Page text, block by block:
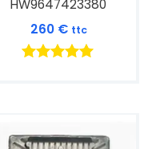
HW9647423380
260 € ttc